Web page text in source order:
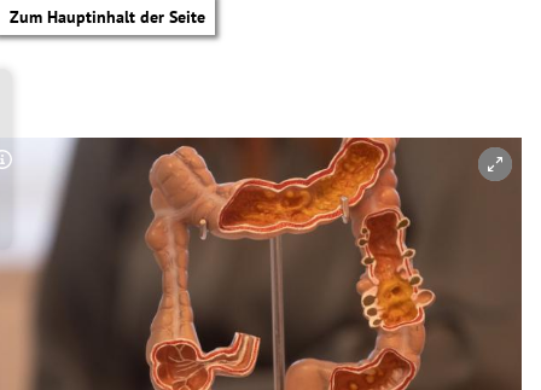
Zum Hauptinhalt der Seite
Copyright-Hinweis öffnen/schließen